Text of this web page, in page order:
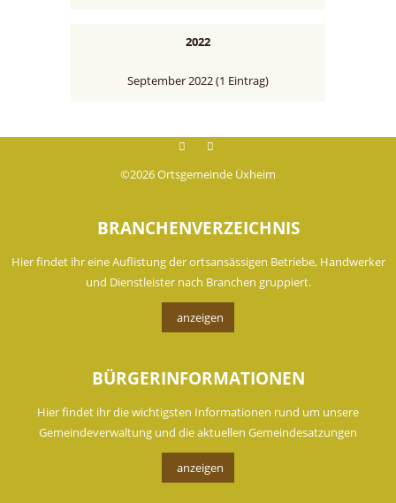
2022
September 2022 (1 Eintrag)
Facebookinstagram
©2026 Ortsgemeinde Üxheim
BRANCHENVERZEICHNIS
Hier findet ihr eine Auflistung der ortsansässigen Betriebe, Handwerker
und Dienstleister nach Branchen gruppiert.
anzeigen
BÜRGERINFORMATIONEN
Hier findet ihr die wichtigsten Informationen rund um unsere
Gemeindeverwaltung und die aktuellen Gemeindesatzungen
anzeigen